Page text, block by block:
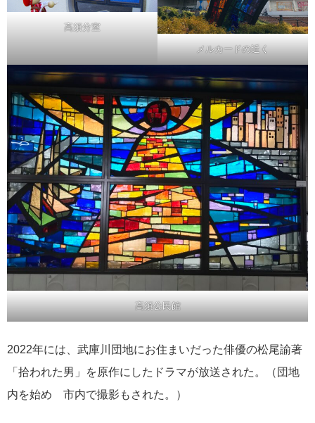
高須分室
メルカードの近く
高須公民館
2022年には、武庫川団地にお住まいだった俳優の松尾諭著
「拾われた男」を原作にしたドラマが放送された。（団地
内を始め 市内で撮影もされた。）